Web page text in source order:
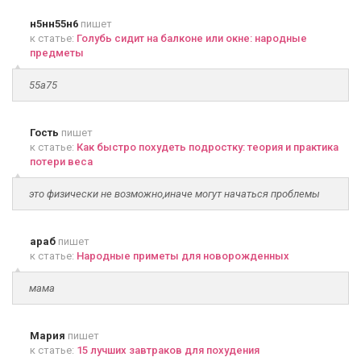
н5нн55н6 пишет
к статье: Голубь сидит на балконе или окне: народные
предметы
55а75
Гость пишет
к статье: Как быстро похудеть подростку: теория и практика
потери веса
это физически не возможно,иначе могут начаться проблемы
араб пишет
к статье: Народные приметы для новорожденных
мама
Мария пишет
к статье: 15 лучших завтраков для похудения